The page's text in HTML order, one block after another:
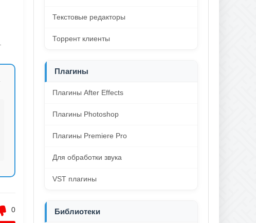
0
Текстовые редакторы
Торрент клиенты
Плагины
Плагины After Effects
Плагины Photoshop
Плагины Premiere Pro
Для обработки звука
VST плагины
Библиотеки